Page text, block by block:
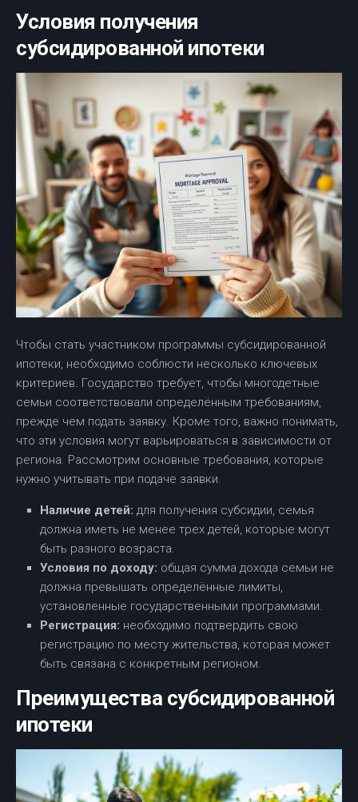
Условия получения
субсидированной ипотеки
Чтобы стать участником программы субсидированной
ипотеки, необходимо соблюсти несколько ключевых
критериев. Государство требует, чтобы многодетные
семьи соответствовали определённым требованиям,
прежде чем подать заявку. Кроме того, важно понимать,
что эти условия могут варьироваться в зависимости от
региона. Рассмотрим основные требования, которые
нужно учитывать при подаче заявки.
Наличие детей: для получения субсидии, семья
должна иметь не менее трех детей, которые могут
быть разного возраста.
Условия по доходу: общая сумма дохода семьи не
должна превышать определённые лимиты,
установленные государственными программами.
Регистрация: необходимо подтвердить свою
регистрацию по месту жительства, которая может
быть связана с конкретным регионом.
Преимущества субсидированной
ипотеки